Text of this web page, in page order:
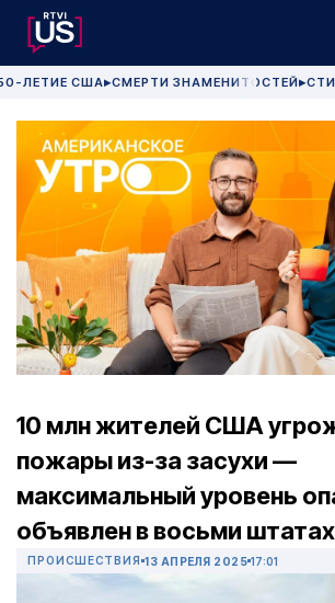
ЛЕТИЕ США▶СМЕРТИ ЗНАМЕНИТОСТЕЙ▶
10 млн жителей США
пожары из-за засухи —
максимальный уровень
объявлен в восьми штатах
ПРОИСШЕСТВИЯ 13 АПРЕЛЯ 2025 17:01